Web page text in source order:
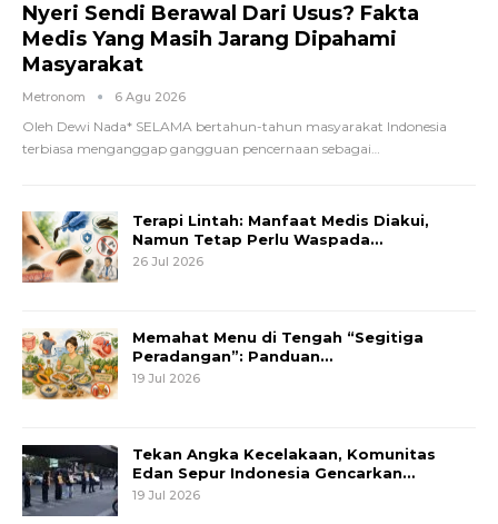
Nyeri Sendi Berawal Dari Usus? Fakta
Medis Yang Masih Jarang Dipahami
Masyarakat
Metronom 6 Agu 2026
Oleh Dewi Nada* SELAMA bertahun-tahun masyarakat Indonesia
terbiasa menganggap gangguan pencernaan sebagai…
Terapi Lintah: Manfaat Medis Diakui,
Namun Tetap Perlu Waspada…
26 Jul 2026
Memahat Menu di Tengah “Segitiga
Peradangan”: Panduan…
19 Jul 2026
Tekan Angka Kecelakaan, Komunitas
Edan Sepur Indonesia Gencarkan…
19 Jul 2026